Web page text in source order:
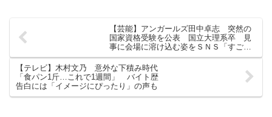
【芸能】アンガールズ田中卓志 突然の
国家資格受験を公表 国立大理系卒 見
事に会場に溶け込む姿をＳＮＳ「すご
い！」「周囲の受験生が」
【テレビ】木村文乃 意外な下積み時代
「食パン1斤…これで1週間」 バイト歴
告白には「イメージにぴったり」の声も